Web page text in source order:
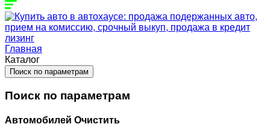
Главная
Каталог
Поиск по параметрам
Поиск по параметрам
Автомобилей Очистить